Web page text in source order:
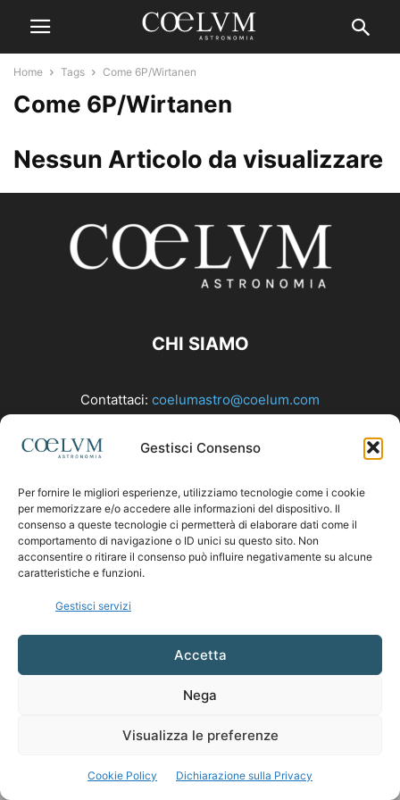
Gestisci Consenso
Per fornire le migliori esperienze, utilizziamo tecnologie come i cookie
per memorizzare e/o accedere alle informazioni del dispositivo. Il
consenso a queste tecnologie ci permetterà di elaborare dati come il
comportamento di navigazione o ID unici su questo sito. Non
acconsentire o ritirare il consenso può influire negativamente su alcune
caratteristiche e funzioni.
Gestisci servizi
Accetta
Nega
Visualizza le preferenze
Cookie Policy Dichiarazione sulla Privacy
Home Tags Come 6P/Wirtanen
Come 6P/Wirtanen
Nessun Articolo da visualizzare
CHI SIAMO
Contattaci: coelumastro@coelum.com
SEGUICI